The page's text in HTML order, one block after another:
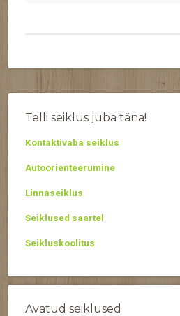
Telli seiklus juba täna!
Kontaktivaba seiklus
Autoorienteerumine
Linnaseiklus
Seiklused saartel
Seikluskoolitus
Avatud seiklused